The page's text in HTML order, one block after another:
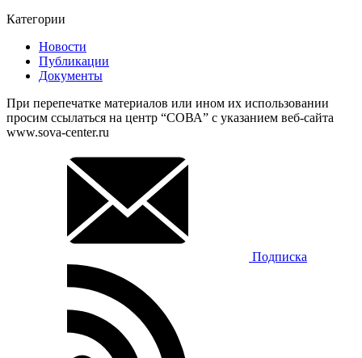
Категории
Новости
Публикации
Документы
При перепечатке материалов или ином их использовании
просим ссылаться на центр “СОВА” с указанием веб-сайта
www.sova-center.ru
Подписка